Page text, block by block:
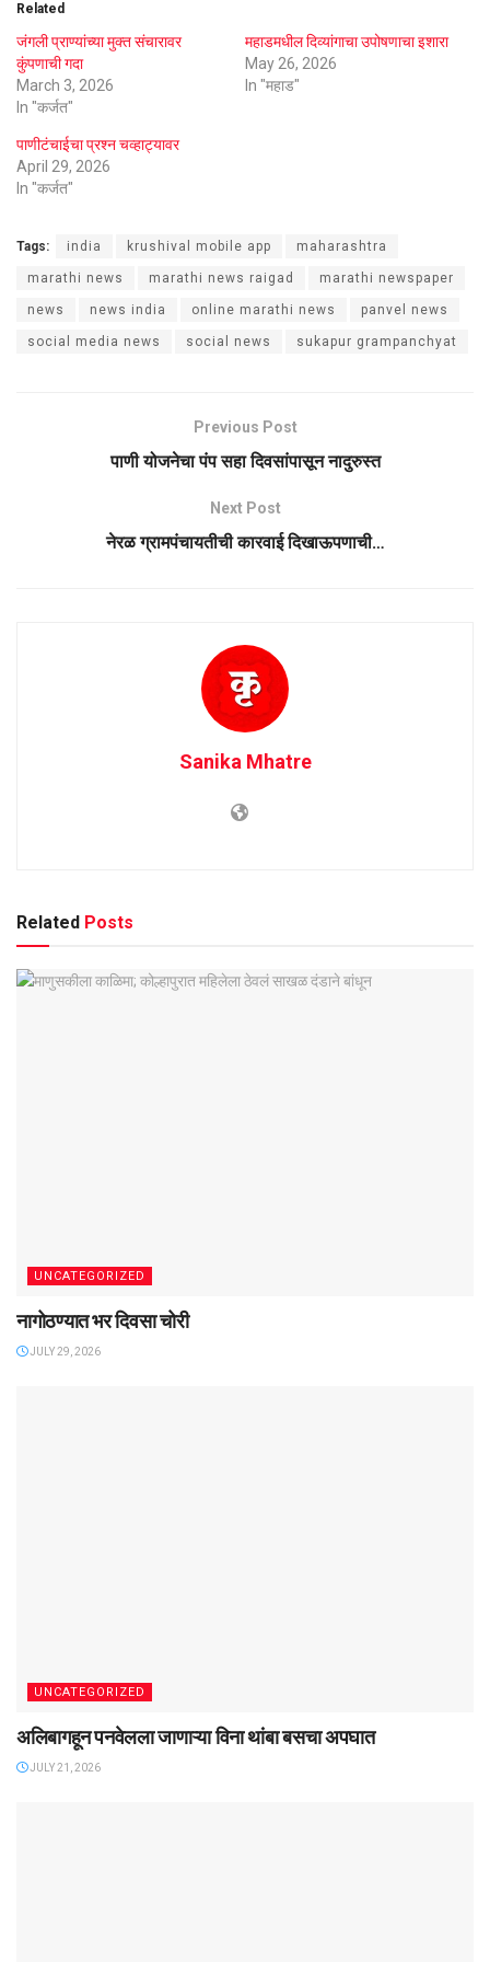
Related
जंगली प्राण्यांच्या मुक्त संचारावर
कुंपणाची गदा
March 3, 2026
In "कर्जत"
महाडमधील दिव्यांगाचा उपोषणाचा इशारा
May 26, 2026
In "महाड"
पाणीटंचाईचा प्रश्न चव्हाट्यावर
April 29, 2026
In "कर्जत"
Tags: india krushival mobile app maharashtra
marathi news marathi news raigad marathi newspaper
news news india online marathi news panvel news
social media news social news sukapur grampanchyat
Previous Post
पाणी योजनेचा पंप सहा दिवसांपासून नादुरुस्त
Next Post
नेरळ ग्रामपंचायतीची कारवाई दिखाऊपणाची…
Sanika Mhatre
Related Posts
UNCATEGORIZED
नागोठण्यात भर दिवसा चोरी
JULY 29, 2026
UNCATEGORIZED
अलिबागहून पनवेलला जाणाऱ्या विना थांबा बसचा अपघात
JULY 21, 2026